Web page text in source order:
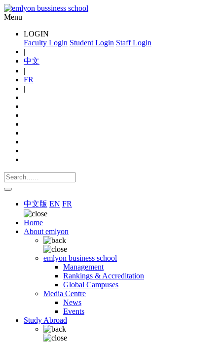
Menu
LOGIN
Faculty Login Student Login Staff Login
|
中文
|
FR
|
中文版 EN FR
Home
About emlyon
emlyon business school
Management
Rankings & Accreditation
Global Campuses
Media Centre
News
Events
Study Abroad